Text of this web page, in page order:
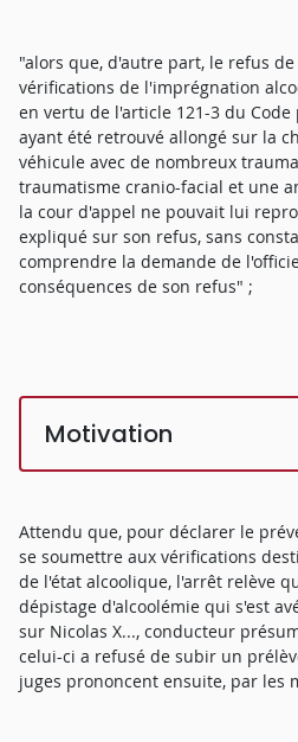
"alors que, d'autre part, le refus
vérifications de l'imprégnation
en vertu de l'article 121-3 du
ayant été retrouvé allongé sur la
véhicule avec de nombreux
traumatisme cranio-facial et une
la cour d'appel ne pouvait lui
expliqué sur son refus, sans
comprendre la demande de
conséquences de son refus" ;
Motivation
Attendu que, pour déclarer le
se soumettre aux vérifications
de l'état alcoolique, l'arrêt relève
dépistage d'alcoolémie qui s'est
sur Nicolas X..., conducteur
celui-ci a refusé de subir un
juges prononcent ensuite, par les